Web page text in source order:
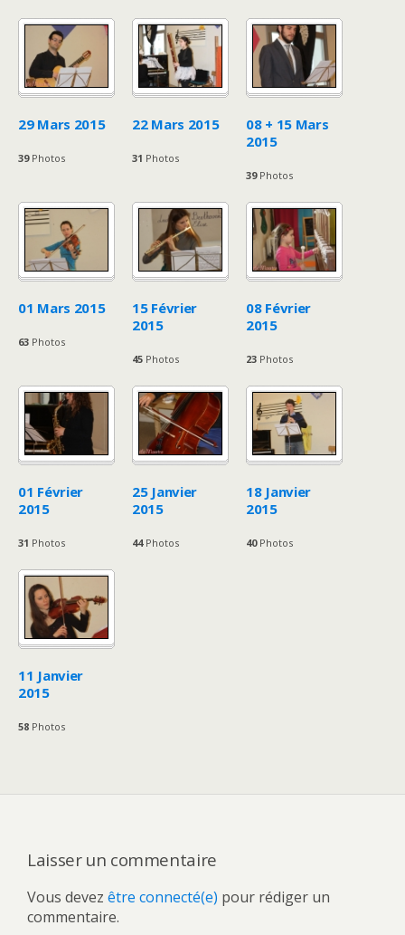
29 Mars 2015
39Photos
22 Mars 2015
31 Photos
08 + 15 Mars
2015
39Photos
01 Mars 2015
63 Photos
15 Février
2015
45 Photos
08 Février
2015
23 Photos
01 Février
2015
31 Photos
25 Janvier
2015
44Photos
18 Janvier
2015
40Photos
11 Janvier
2015
58 Photos
Laisser un commentaire
Vous devez être connecté(e) pour rédiger un
commentaire.